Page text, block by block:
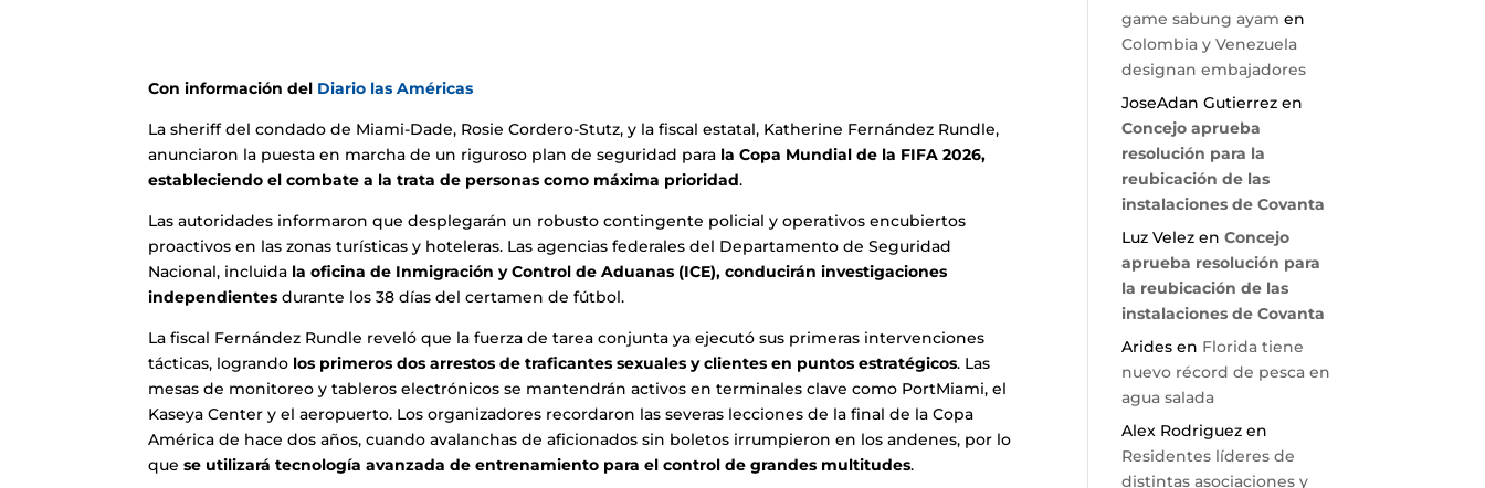
Con información del Diario las Américas
La sheriff del condado de Miami-Dade, Rosie Cordero-Stutz, y la fiscal estatal, Katherine Fernández Rundle,
anunciaron la puesta en marcha de un riguroso plan de seguridad para la Copa Mundial de la FIFA 2026,
estableciendo el combate a la trata de personas como máxima prioridad.
Las autoridades informaron que desplegarán un robusto contingente policial y operativos encubiertos
proactivos en las zonas turísticas y hoteleras. Las agencias federales del Departamento de Seguridad
Nacional, incluida la oficina de Inmigración y Control de Aduanas (ICE), conducirán investigaciones
independientes durante los 38 días del certamen de fútbol.
La fiscal Fernández Rundle reveló que la fuerza de tarea conjunta ya ejecutó sus primeras intervenciones
tácticas, logrando los primeros dos arrestos de traficantes sexuales y clientes en puntos estratégicos. Las
mesas de monitoreo y tableros electrónicos se mantendrán activos en terminales clave como PortMiami, el
Kaseya Center y el aeropuerto. Los organizadores recordaron las severas lecciones de la final de la Copa
América de hace dos años, cuando avalanchas de aficionados sin boletos irrumpieron en los andenes, por lo
quese utilizará tecnología avanzada de entrenamiento para el control de grandes multitudes.
game sabung ayam en
Colombia y Venezuela
designan embajadores
JoseAdan Gutierrez en
Concejo aprueba
resolución para la
reubicación de las
instalaciones de Covanta
Luz Velez enConcejo
aprueba resolución para
la reubicación de las
instalaciones de Covanta
Arides en Florida tiene
nuevo récord de pesca en
agua salada
Alex Rodriguez en
Residentes líderes de
distintas asociaciones y